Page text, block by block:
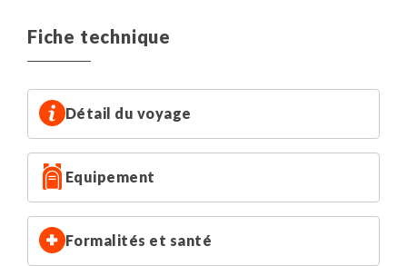
disponibilité) : Entre 381$ (chambre pour une personne)
personne)
Fiche technique
Détail du voyage
Equipement
Formalités et santé